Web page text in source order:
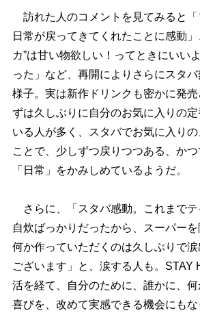
訪れた人のコメントを見てみると「
日常が戻ってきてくれたことに感動」
カ”は甘い物欲しい！ってときにいい
った」など、再開によりさらにスタ
様子。実は新作ドリンクも密かに発売
ずは久しぶりに自分のお気に入りの
いる人が多く、スタバでお気に入り
ことで、少しずつ戻りつつある、か
「日常」をかみしめているようだ。
さらに、「スタバ感動。これまで
自炊ばっかりだったから、スーパー
何か作っていただくのは久しぶりで涙
ございます」と、涙する人も。STAY
活を経て、自分のために、誰かに、何
喜びを、改めて実感できる機会にもな